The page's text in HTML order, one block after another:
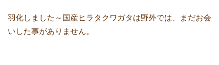
羽化しました～国産ヒラタクワガタは野外では、まだお会
いした事がありません。